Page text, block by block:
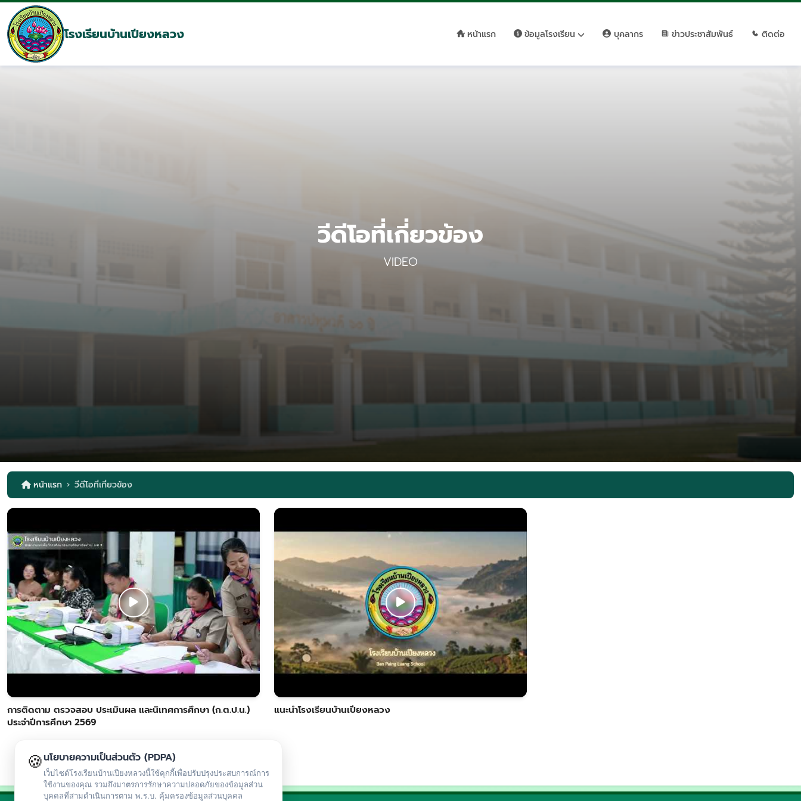
โรงเรียนบ้านเปียงหลวง หน้าแรก ข้อมูลโรงเรียน บุคลากร ข่าวประชาสัมพันธ์ ติดต่อ
วีดีโอที่เกี่ยวข้อง
VIDEO
หน้าแรก วีดีโอที่เกี่ยวข้อง
การติดตาม ตรวจสอบ ประเมินผล และนิเทศการศึกษา (ก.ต.ป.น.)
ประจำปีการศึกษา 2569
แนะนำโรงเรียนบ้านเปียงหลวง
🍪นโยบายความเป็นส่วนตัว (PDPA)
เว็บไซต์โรงเรียนบ้านเปียงหลวงนี้ใช้คุกกี้เพื่อปรับปรุงประสบการณ์การ
ใช้งานของคุณ รวมถึงมาตรการรักษาความปลอดภัยของข้อมูลส่วน
บุคคลที่สามดำเนินการตาม พ.ร.บ. คุ้มครองข้อมูลส่วนบุคคล